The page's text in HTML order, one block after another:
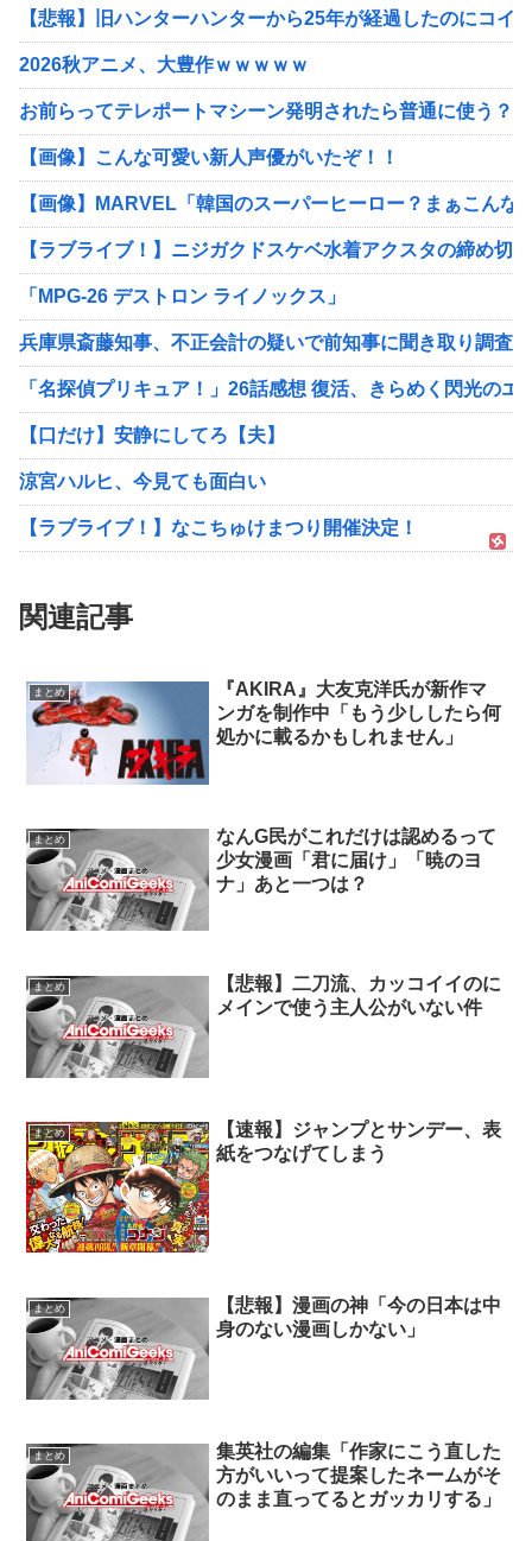
【悲報】旧ハンターハンターから25年が経過したのにコイ
2026秋アニメ、大豊作ｗｗｗｗｗ
お前らってテレポートマシーン発明されたら普通に使う？
【画像】こんな可愛い新人声優がいたぞ！！
【画像】MARVEL「韓国のスーパーヒーロー？まぁこんな
【ラブライブ！】ニジガクドスケベ水着アクスタの締め切
「MPG-26 デストロン ライノックス」
兵庫県斎藤知事、不正会計の疑いで前知事に聞き取り調査へ
「名探偵プリキュア！」26話感想 復活、きらめく閃光の
【口だけ】安静にしてろ【夫】
涼宮ハルヒ、今見ても面白い
【ラブライブ！】なこちゅけまつり開催決定！
関連記事
まとめ
『AKIRA』大友克洋氏が新作マ
ンガを制作中「もう少ししたら何
処かに載るかもしれません」
まとめ
なんG民がこれだけは認めるって
少女漫画「君に届け」「暁のヨ
ナ」あと一つは？
まとめ
【悲報】二刀流、カッコイイのに
メインで使う主人公がいない件
まとめ
【速報】ジャンプとサンデー、表
紙をつなげてしまう
まとめ
【悲報】漫画の神「今の日本は中
身のない漫画しかない」
まとめ
集英社の編集「作家にこう直した
方がいいって提案したネームがそ
のまま直ってるとガッカリする」